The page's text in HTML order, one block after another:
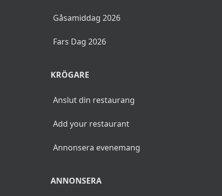
Gåsamiddag 2026
Fars Dag 2026
KRÖGARE
Anslut din restaurang
Add your restaurant
Annonsera evenemang
ANNONSERA